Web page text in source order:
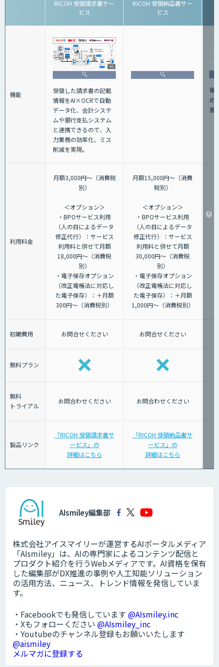
RICOH 受領請求書サー
ビス
RICOH 受領納品書サー
ビス
機能
受領した請求書の記載
情報をAI×OCRで自動
データ化、会計システ
ムや銀行支払システム
と連携できるので、入
力業務の効率化、ミス
削減を実現。
電
め
進
利用料金
月額3,000円～（消費税
別）
＜オプション＞
・BPOサービス利用
（人の目によるデータ
修正代行）：サービス
利用料と併せて月額
18,000円～（消費税
別）
・電子保存オプション
（改正電帳法に対応し
た電子保存）：＋月額
300円～（消費税別）
月額15,000円～（消費
税別）
＜オプション＞
・BPOサービス利用
（人の目によるデータ
修正代行）：サービス
利用料と併せて月額
30,000円～（消費税
別）
・電子保存オプション
（改正電帳法に対応し
た電子保存）：＋月額
1,000円～（消費税別）
初期費用 お問合せください お問合せください
無料プラン
無料
トライアル
お問合わせください お問合わせください
製品リンク
「RICOH 受領請求書サ
ービス」の
詳細はこちら
「RICOH 受領納品書サ
ービス」の
詳細はこちら
AIsmiley編集部
株式会社アイスマイリーが運営するAIポータルメディア
「AIsmiley」は、AIの専門家によるコンテンツ配信と
プロダクト紹介を行うWebメディアです。AI資格を保有
した編集部がDX推進の事例や人工知能ソリューション
の活用方法、ニュース、トレンド情報を発信していま
す。
・Facebookでも発信しています @AIsmiley.inc
・Xもフォローください @AIsmiley_inc
・Youtubeのチャンネル登録もお願いいたします
@aismiley
メルマガに登録する